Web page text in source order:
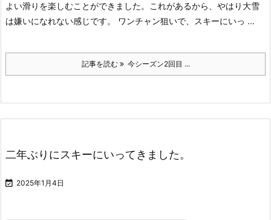
よい滑りを楽しむことができました。これがあるから、やはり大雪
は嫌いになれない感じです。 ワンチャン狙いで、スキーにいっ ...
記事を読む 今シーズン2回目 ...
二年ぶりにスキーにいってきました。
 2025年1月4日